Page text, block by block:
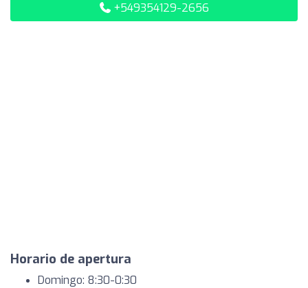
+549354129-2656
Horario de apertura
Domingo: 8:30-0:30